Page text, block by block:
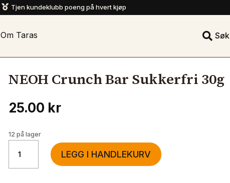
 Tjen kundeklubb poeng på hvert kjøp
Om Taras  Søk
NEOH Crunch Bar Sukkerfri 30g
25.00 kr
12 på lager
Crunch
Bar
LEGG I HANDLEKURV